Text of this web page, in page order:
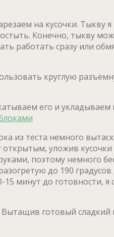
на кусочки. Тыкву
Конечно, тыкву
работать сразу или
круглую
его и
из теста немного
уложив кусочки
поэтому немного
до 190 градусов
минут до готовности,
готовый